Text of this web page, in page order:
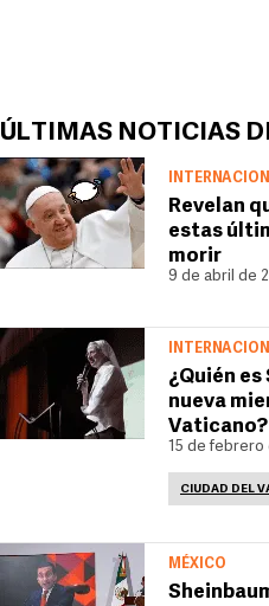
ÚLTIMAS NOTICIAS
Revelan
estas
morir
9 de abril de
¿Quién
nueva
Vaticano?
15 de febrero
CIUDAD DEL
MÉXICO